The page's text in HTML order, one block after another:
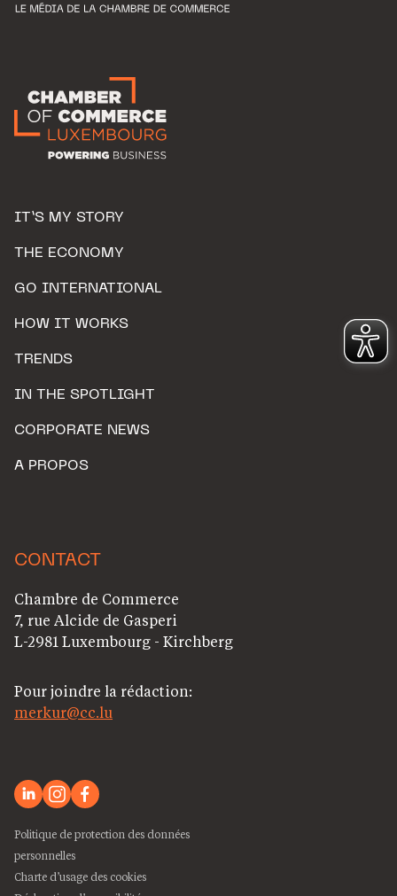
IT’S MY STORY
THE ECONOMY
GO INTERNATIONAL
HOW IT WORKS
TRENDS
IN THE SPOTLIGHT
CORPORATE NEWS
A PROPOS
CONTACT
Chambre de Commerce
7, rue Alcide de Gasperi
L-2981 Luxembourg - Kirchberg
Pour joindre la rédaction:
merkur@cc.lu
Politique de protection des données
personnelles
Charte d’usage des cookies